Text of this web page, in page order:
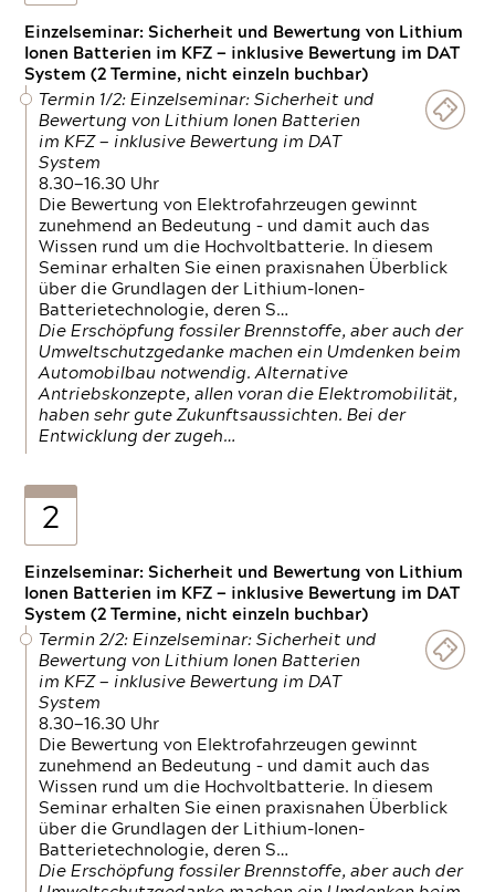
Einzelseminar: Sicherheit und Bewertung von Lithium
Ionen Batterien im KFZ — inklusive Bewertung im DAT
System (2 Termine, nicht einzeln buchbar)
Termin 1/2: Einzelseminar: Sicherheit und
Bewertung von Lithium Ionen Batterien
im KFZ — inklusive Bewertung im DAT
System
8.30—16.30 Uhr
Die Bewertung von Elektrofahrzeugen gewinnt
zunehmend an Bedeutung – und damit auch das
Wissen rund um die Hochvoltbatterie. In diesem
Seminar erhalten Sie einen praxisnahen Überblick
über die Grundlagen der Lithium-Ionen-
Batterietechnologie, deren S…
Die Erschöpfung fossiler Brennstoffe, aber auch der
Umweltschutzgedanke machen ein Umdenken beim
Automobilbau notwendig. Alternative
Antriebskonzepte, allen voran die Elektromobilität,
haben sehr gute Zukunftsaussichten. Bei der
Entwicklung der zugeh…
2
Einzelseminar: Sicherheit und Bewertung von Lithium
Ionen Batterien im KFZ — inklusive Bewertung im DAT
System (2 Termine, nicht einzeln buchbar)
Termin 2/2: Einzelseminar: Sicherheit und
Bewertung von Lithium Ionen Batterien
im KFZ — inklusive Bewertung im DAT
System
8.30—16.30 Uhr
Die Bewertung von Elektrofahrzeugen gewinnt
zunehmend an Bedeutung – und damit auch das
Wissen rund um die Hochvoltbatterie. In diesem
Seminar erhalten Sie einen praxisnahen Überblick
über die Grundlagen der Lithium-Ionen-
Batterietechnologie, deren S…
Die Erschöpfung fossiler Brennstoffe, aber auch der